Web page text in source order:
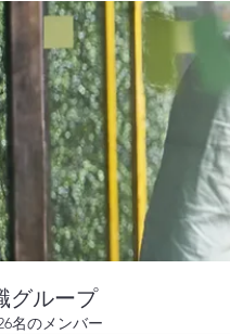
グループ
名のメンバー